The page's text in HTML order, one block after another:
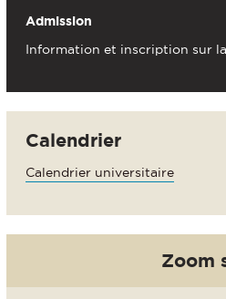
Admission
Information et inscription sur
Calendrier
Calendrier universitaire
Zoom